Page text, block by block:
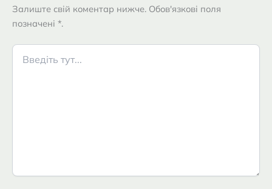
Залиште свій коментар нижче. Обов'язкові поля
позначені *.
Введіть
тут...